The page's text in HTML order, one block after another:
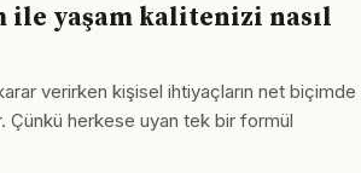
ile yaşam kalitenizi nasıl
verirken kişisel ihtiyaçların net biçimde
Çünkü herkese uyan tek bir formül